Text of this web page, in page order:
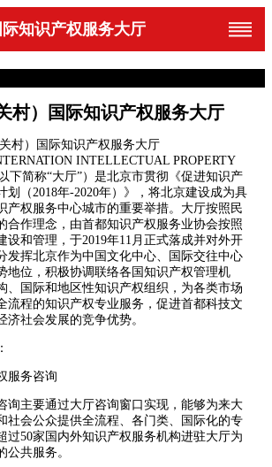
知识产权服务大厅
村）国际知识产权服务大厅
）国际知识产权服务大厅
INTELLECTUAL PROPERTY
下简称“大厅”）是北京市贯彻《促进知识产
划（2018年-2020年）》，将北京建设成为具
产权服务中心城市的重要举措。大厅按照民
合作理念，由首都知识产权服务业协会按照
设和管理，于2019年11月正式落成并对外开
发挥北京作为中国文化中心、国际交往中心
地位，积极协调联络各国知识产权管理机
、国际和地区性知识产权组织，为各类市场
流程的知识产权专业服务，促进首都科技文
济社会发展的竞争优势。
服务咨询
询主要通过大厅咨询窗口实现，能够为来大
社会公众提供全流程、各门类、国际化的专
过50家国内外知识产权服务机构进驻大厅为
公共服务。